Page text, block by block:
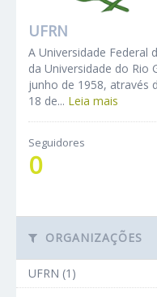
UFRN
A Universidade Federal
da Universidade do Rio
junho de 1958, através
18 de... Leia mais
Seguidores
0
ORGANIZAÇÕES
UFRN (1)